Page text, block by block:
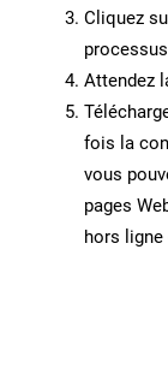
Cliquez
Attendez
fois la
vous
pages
hors